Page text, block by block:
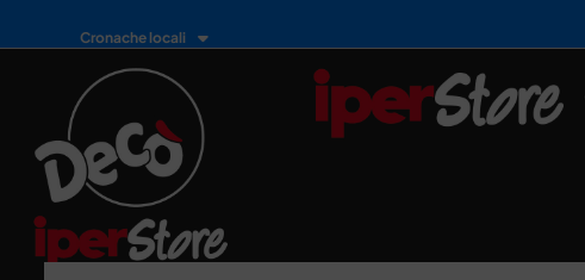
Cronache locali